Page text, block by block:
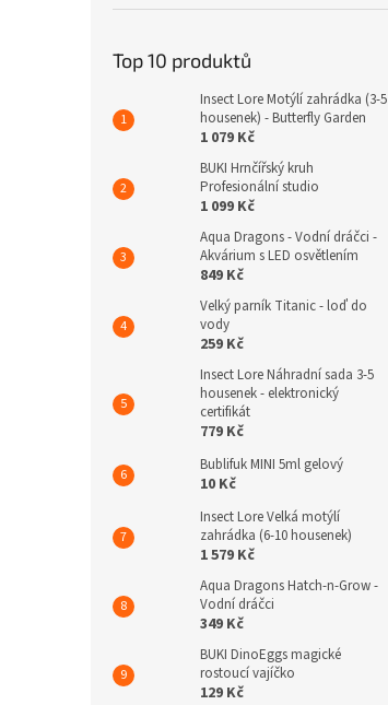
Top 10 produktů
Insect Lore Motýlí zahrádka (3-5
housenek) - Butterfly Garden
1 079 Kč
BUKI Hrnčířský kruh
Profesionální studio
1 099 Kč
Aqua Dragons - Vodní dráčci -
Akvárium s LED osvětlením
849 Kč
Velký parník Titanic - loď do
vody
259 Kč
Insect Lore Náhradní sada 3-5
housenek - elektronický
certifikát
779 Kč
Bublifuk MINI 5ml gelový
10 Kč
Insect Lore Velká motýlí
zahrádka (6-10 housenek)
1 579 Kč
Aqua Dragons Hatch-n-Grow -
Vodní dráčci
349 Kč
BUKI DinoEggs magické
rostoucí vajíčko
129 Kč